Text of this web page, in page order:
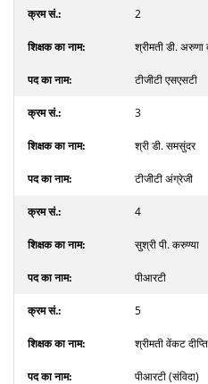
2
श्रीमती डी. अरुणा
टीजीटी एसएसटी
3
श्री डी. समसुंदर
टीजीटी अंग्रेजी
4
सुश्री पी. करुण्या
पीआरटी
5
श्रीमती वेंकट दीप्ति
पीआरटी (संविदा)